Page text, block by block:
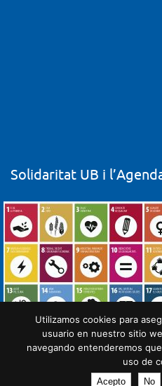
Solidaritat UB i
Utilizamos cookies para
usuario en nuestro sitio
navegando entenderemos
uso de
Acepto No